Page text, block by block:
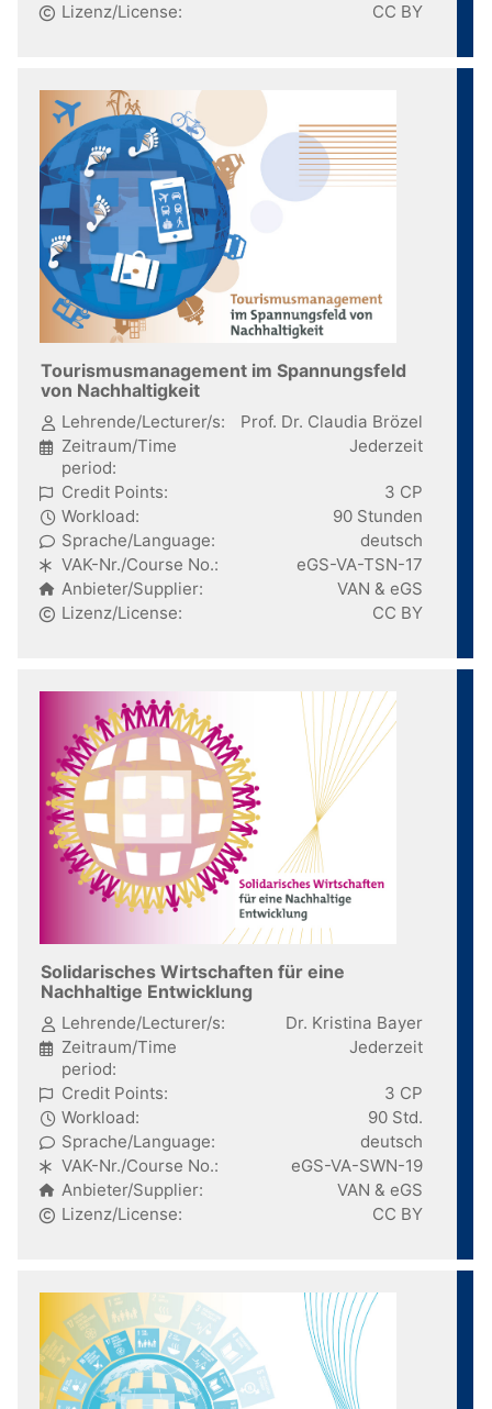
Lizenz/License:
CC BY
Tourismusmanagement im Spannungsfeld
von Nachhaltigkeit
Lehrende/Lecturer/s:
Prof. Dr. Claudia Brözel
Zeitraum/Time
period:
Jederzeit
Credit Points:
3 CP
Workload:
90 Stunden
Sprache/Language:
deutsch
VAK-Nr./Course No.:
eGS-VA-TSN-17
Anbieter/Supplier:
VAN & eGS
Lizenz/License:
CC BY
Solidarisches Wirtschaften für eine
Nachhaltige Entwicklung
Lehrende/Lecturer/s:
Dr. Kristina Bayer
Zeitraum/Time
period:
Jederzeit
Credit Points:
3 CP
Workload:
90 Std.
Sprache/Language:
deutsch
VAK-Nr./Course No.:
eGS-VA-SWN-19
Anbieter/Supplier:
VAN & eGS
Lizenz/License:
CC BY